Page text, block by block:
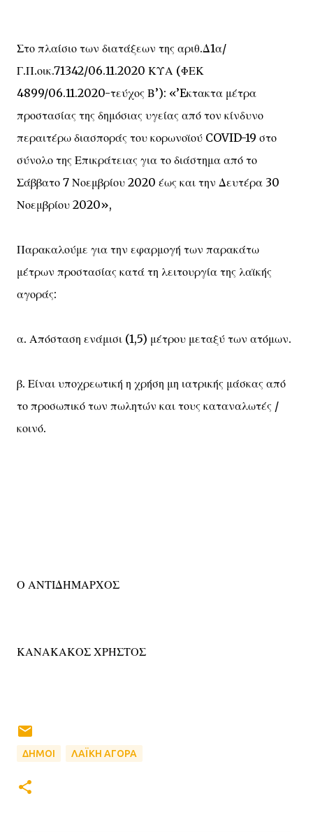
Στο πλαίσιο των διατάξεων της αριθ.Δ1α/
Γ.Π.οικ.71342/06.11.2020 ΚΥΑ (ΦΕΚ
4899/06.11.2020-τεύχος Β’): «’Eκτακτα μέτρα
προστασίας της δημόσιας υγείας από τον κίνδυνο
περαιτέρω διασποράς του κορωνοϊού COVID-19 στο
σύνολο της Επικράτειας για το διάστημα από το
Σάββατο 7 Νοεμβρίου 2020 έως και την Δευτέρα 30
Νοεμβρίου 2020»,
Παρακαλούμε για την εφαρμογή των παρακάτω
μέτρων προστασίας κατά τη λειτουργία της λαϊκής
αγοράς:
α. Απόσταση ενάμισι (1,5) μέτρου μεταξύ των ατόμων.
β. Είναι υποχρεωτική η χρήση μη ιατρικής μάσκας από
το προσωπικό των πωλητών και τους καταναλωτές /
κοινό.
Ο ΑΝΤΙΔΗΜΑΡΧΟΣ
ΚΑΝΑΚΑΚΟΣ ΧΡΗΣΤΟΣ
ΔΗΜΟΙ ΛΑΪΚΗ ΑΓΟΡΑ